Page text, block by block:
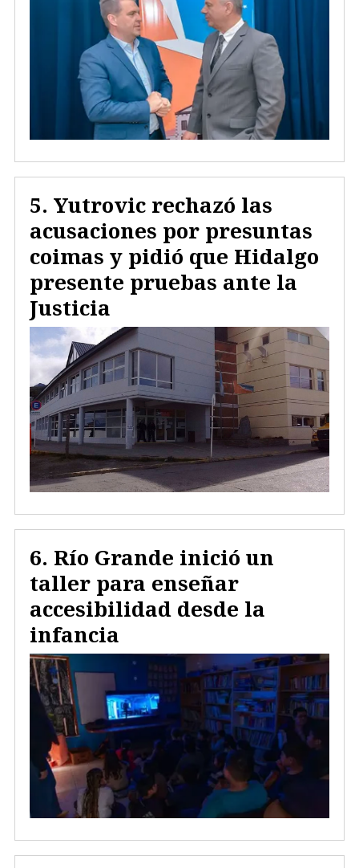
Yutrovic rechazó las
acusaciones por presuntas
coimas y pidió que Hidalgo
presente pruebas ante la
Justicia
Río Grande inició un
taller para enseñar
accesibilidad desde la
infancia